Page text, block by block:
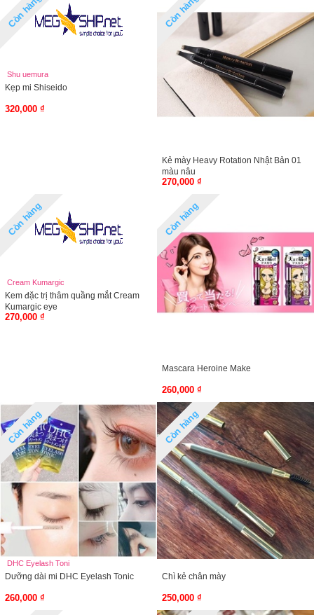
Còn hàng
Shu uemura
Kẹp mi Shiseido
320,000 ₫
Còn hàng
Kẻ mày Heavy Rotation Nhật Bản 01
màu nâu
270,000 ₫
Còn hàng
Cream Kumargic
Kem đặc trị thâm quầng mắt Cream
Kumargic eye
270,000 ₫
Còn hàng
Mascara Heroine Make
260,000 ₫
Còn hàng
DHC Eyelash Toni
Dưỡng dài mi DHC Eyelash Tonic
260,000 ₫
Còn hàng
Chì kẻ chân mày
250,000 ₫